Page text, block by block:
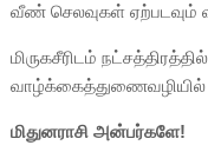
வீண் செலவுகள் ஏற்படவும்
மிருகசீரிடம்
வாழ்க்கைத்துணைவழியில்
மிதுனராசி அன்பர்களே!